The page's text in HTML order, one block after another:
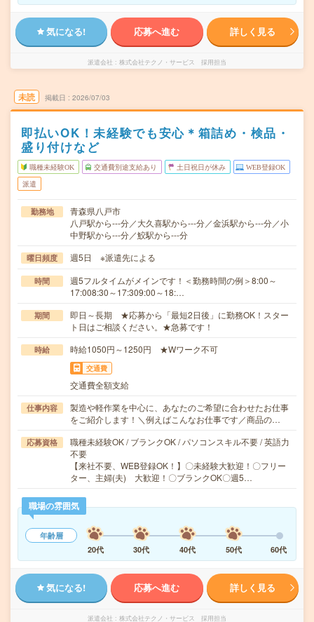
気になる! 応募へ進む 詳しく見る
派遣会社 株式会社テクノ・サービス 採用担当
未読 掲載日 2026/07/03
即払いOK！未経験でも安心＊箱詰め・検品・
盛り付けなど
職種未経験OK 交通費別途支給あり 土日祝日が休み WEB登録OK
派遣
勤務地
青森県八戸市
八戸駅から---分／大久喜駅から---分／金浜駅から---分／小
中野駅から---分／鮫駅から---分
曜日頻度 週5日 ※派遣先による
時間
週5フルタイムがメインです！＜勤務時間の例＞8:00～
17:008:30～17:309:00～18:…
期間
即日～長期 ★応募から「最短2日後」に勤務OK！スター
ト日はご相談ください。★急募です！
時給 時給1050円～1250円 ★Wワーク不可
交通費
交通費全額支給
仕事内容
製造や軽作業を中心に、あなたのご希望に合わせたお仕事
をご紹介します！＼例えばこんなお仕事です／商品の…
応募資格
職種未経験OK / ブランクOK / パソコンスキル不要 / 英語力
不要
【来社不要、WEB登録OK！】〇未経験大歓迎！〇フリー
ター、主婦(夫) 大歓迎！〇ブランクOK〇週5…
職場の雰囲気
年齢層
20代
30代 40代 50代 60代
気になる! 応募へ進む 詳しく見る
派遣会社 株式会社テクノ・サービス 採用担当